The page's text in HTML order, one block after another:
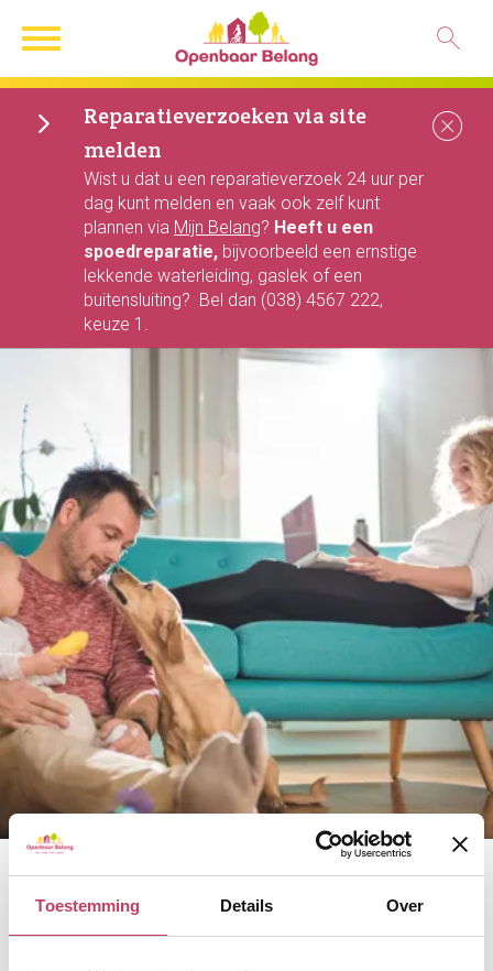
Toestemming Details Over
Naar hoofdinhoud
Naar hoofdnavigatiemenu
Naar zoeken
Naar de homepage
Ga naar Hoofd
Reparatieverzoeken via site
melden
Wist u dat u een reparatieverzoek 24 uur per
dag kunt melden en vaak ook zelf kunt
plannen via Mijn Belang? Heeft u een
spoedreparatie, bijvoorbeeld een ernstige
lekkende waterleiding, gaslek of een
buitensluiting? Bel dan (038) 4567 222,
keuze 1.
Home Ik zoek